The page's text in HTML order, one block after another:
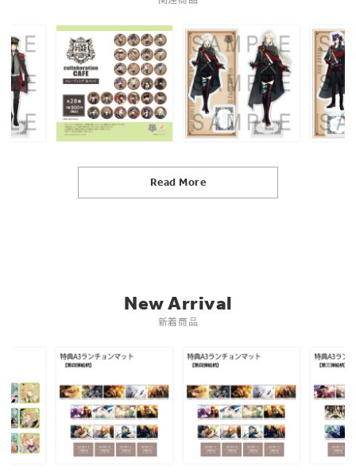
Read More
New Arrival
新着商品